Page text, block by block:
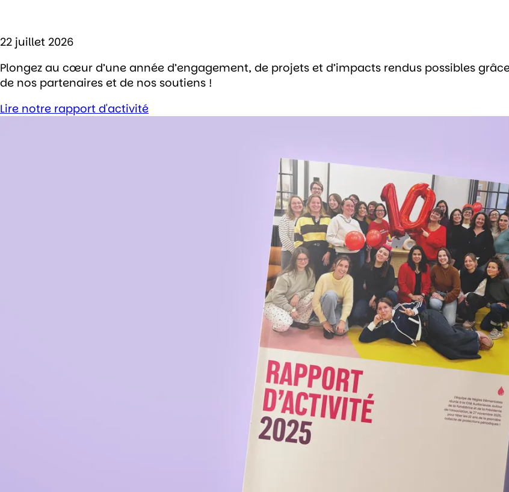
22 juillet 2026
Plongez au cœur d’une année d’engagement, de projets et d’impacts rendus possibles
de nos partenaires et de nos soutiens !
Lire notre rapport d'activité